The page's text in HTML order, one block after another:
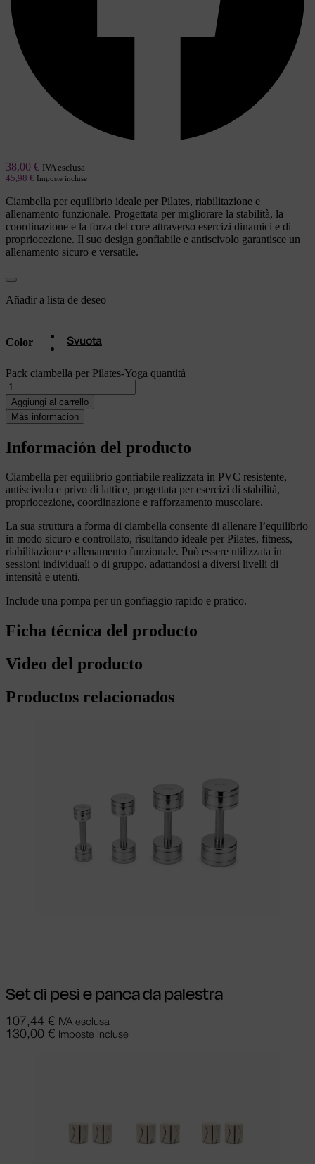
38,00 € IVA esclusa
45,98 € Imposte incluse
Ciambella per equilibrio ideale per Pilates, riabilitazione e
allenamento funzionale. Progettata per migliorare la stabilità, la
coordinazione e la forza del core attraverso esercizi dinamici e di
propriocezione. Il suo design gonfiabile e antiscivolo garantisce un
allenamento sicuro e versatile.
Añadir a lista de deseo
Color Svuota
Pack ciambella per Pilates-Yoga quantità
Aggiungi al carrello
Más informacion
Información del producto
Ciambella per equilibrio gonfiabile realizzata in PVC resistente,
antiscivolo e privo di lattice, progettata per esercizi di stabilità,
propriocezione, coordinazione e rafforzamento muscolare.
La sua struttura a forma di ciambella consente di allenare l’equilibrio
in modo sicuro e controllato, risultando ideale per Pilates, fitness,
riabilitazione e allenamento funzionale. Può essere utilizzata in
sessioni individuali o di gruppo, adattandosi a diversi livelli di
intensità e utenti.
Include una pompa per un gonfiaggio rapido e pratico.
Ficha técnica del producto
Video del producto
Productos relacionados
Set di pesi e panca da palestra
107,44 € IVA esclusa
130,00 € Imposte incluse